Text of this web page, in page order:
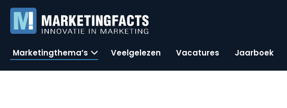
Marketingthema’s Veelgelezen Vacatures Jaarboek